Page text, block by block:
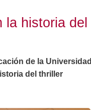
la historia del
de la Universidad
del thriller